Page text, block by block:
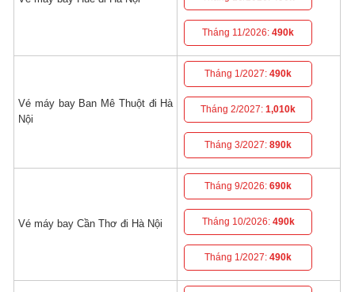
Tháng 11/2026:490k
Vé máy bay Ban Mê Thuột đi Hà
Nội
Tháng 1/2027:490k
Tháng 2/2027:1,010k
Tháng 3/2027:890k
Vé máy bay Cần Thơ đi Hà Nội
Tháng 9/2026:690k
Tháng 10/2026: 490k
Tháng 1/2027:490k